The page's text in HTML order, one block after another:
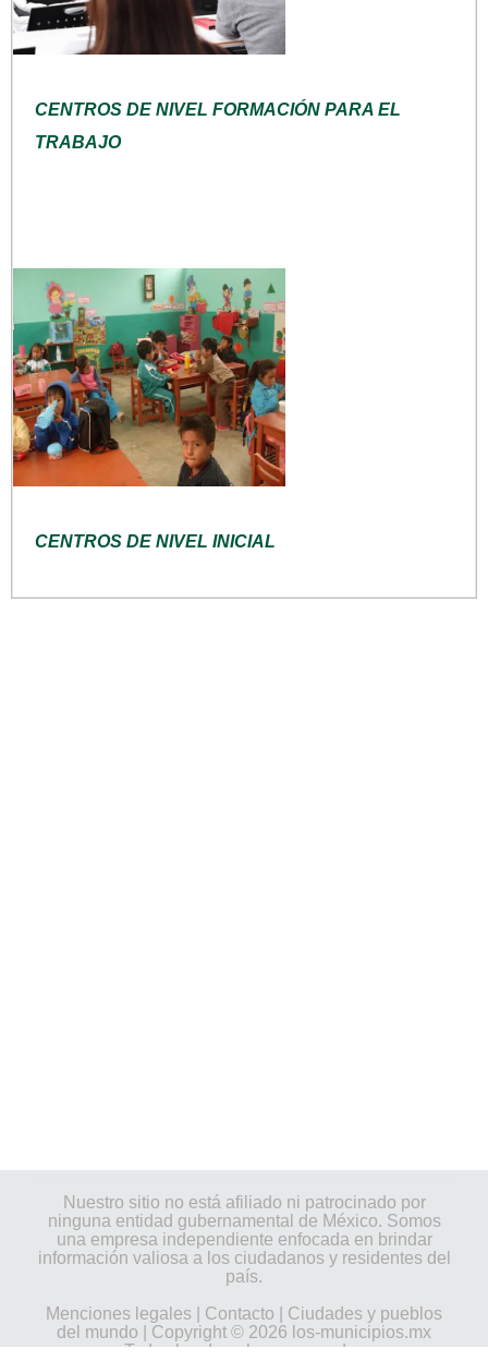
CENTROS DE NIVEL FORMACIÓN PARA EL
TRABAJO
CENTROS DE NIVEL INICIAL
Nuestro sitio no está afiliado ni patrocinado por
ninguna entidad gubernamental de México. Somos
una empresa independiente enfocada en brindar
información valiosa a los ciudadanos y residentes del
país.
Menciones legales
Contacto
Ciudades y pueblos
del mundo | Copyright © 2026 los-municipios.mx
Todos los derechos reservados